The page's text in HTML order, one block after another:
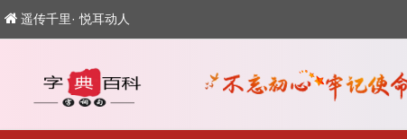
遥传千里· 悦耳动人